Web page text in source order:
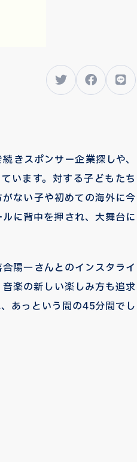
きスポンサー企業探しや、
います。対する子どもたち
ない子や初めての海外に今
に背中を押され、大舞台に
陽一さんとのインスタライ
楽の新しい楽しみ方も追求
あっという間の45分間でし